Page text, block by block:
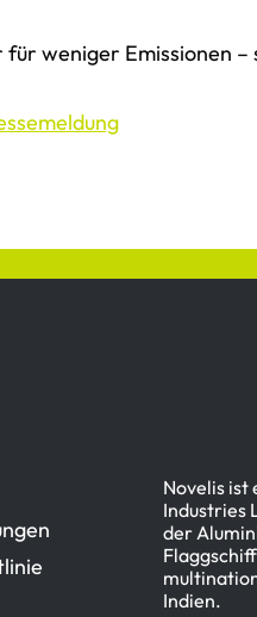
weniger Emissionen –
Novelis ist
Industries
der
Indien.